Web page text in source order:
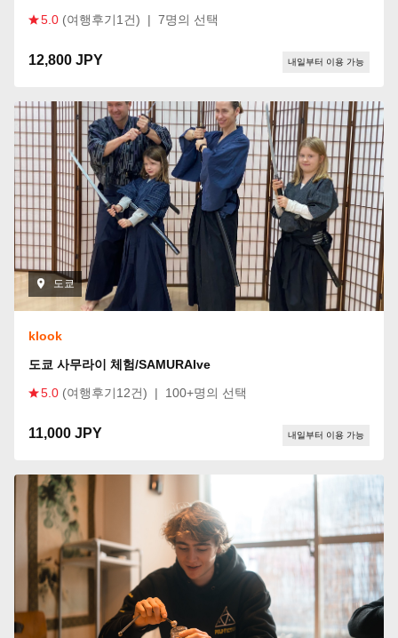
5.0 (여행후기1건) | 7명의 선택
12,800 JPY 내일부터 이용 가능
도쿄
klook
도쿄 사무라이 체험/SAMURAIve
5.0 (여행후기12건) | 100+명의 선택
11,000 JPY 내일부터 이용 가능